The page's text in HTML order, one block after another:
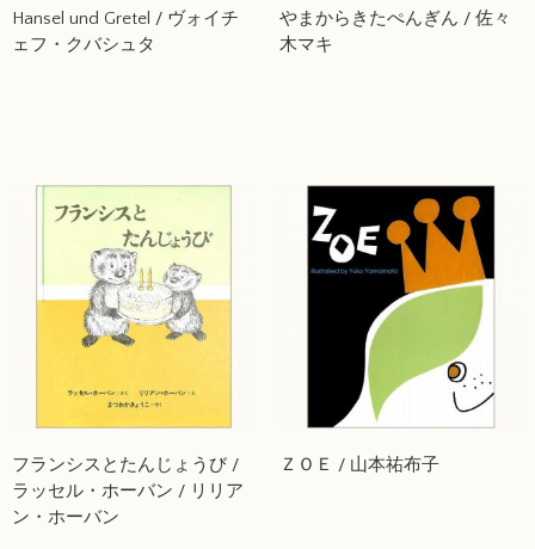
Hansel und Gretel / ヴォイチ
ェフ・クバシュタ
やまからきたぺんぎん / 佐々
木マキ
フランシスとたんじょうび /
ラッセル・ホーバン / リリア
ン・ホーバン
ＺＯＥ / 山本祐布子